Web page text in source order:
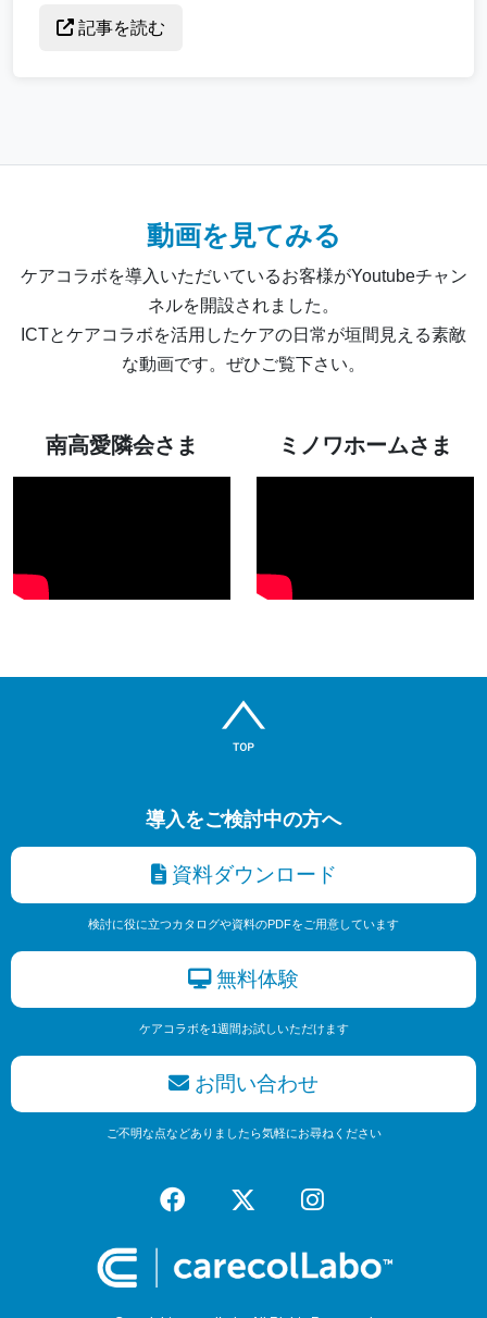
記事を読む
動画を見てみる
ケアコラボを導入いただいているお客様がYoutubeチャン
ネルを開設されました。
ICTとケアコラボを活用したケアの日常が垣間見える素敵
な動画です。ぜひご覧下さい。
南高愛隣会さま ミノワホームさま
導入をご検討中の方へ
資料ダウンロード
検討に役に立つカタログや資料のPDFをご用意しています
無料体験
ケアコラボを1週間お試しいただけます
お問い合わせ
ご不明な点などありましたら気軽にお尋ねください